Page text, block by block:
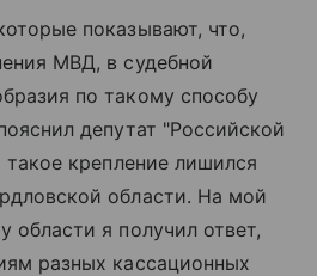
показывают, что,
МВД, в судебной
по такому способу
депутат "Российской
такое крепление лишился
области. На мой
области я получил ответ,
разных кассационных